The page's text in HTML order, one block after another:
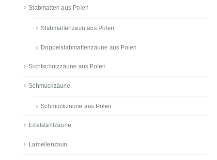
Stabmatten aus Polen
Stabmattenzaun aus Polen
Doppelstabmattenzäune aus Polen
Sichtschutzzäune aus Polen
Schmuckzäune
Schmuckzäune aus Polen
Edelstahlzäune
Lamellenzaun